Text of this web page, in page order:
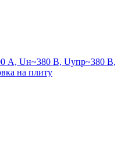
А, Uн~380 В, Uупр~380 В,
на плиту